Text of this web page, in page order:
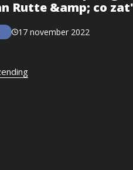
Rutte &amp; co
17 november 2022